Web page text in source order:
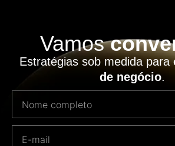
Vamos
Estratégias sob medida para
de negócio.